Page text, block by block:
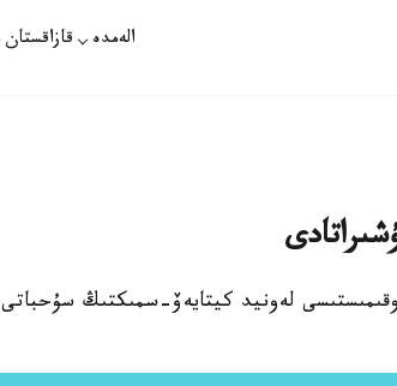
الەمدە قازاقستان
وقىمىستىسى لەونيد كيتايەۆ-سمىكتىڭ سۇحباتى